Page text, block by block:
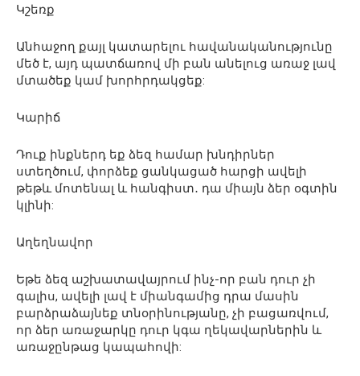
Կշեռք
Անհաջող քայլ կատարելու հավանականությունը
մեծ է, այդ պատճառով մի բան անելուց առաջ լավ
մտածեք կամ խորհրդակցեք:
Կարիճ
Դուք ինքներդ եք ձեզ համար խնդիրներ
ստեղծում, փորձեք ցանկացած հարցի ավելի
թեթև մոտենալ և հանգիստ․ դա միայն ձեր օգտին
կլինի:
Աղեղնավոր
Եթե ձեզ աշխատավայրում ինչ-որ բան դուր չի
գալիս, ավելի լավ է միանգամից դրա մասին
բարձրաձայնեք տնօրինությանը, չի բացառվում,
որ ձեր առաջարկը դուր կգա ղեկավարներին և
առաջընթաց կապահովի: